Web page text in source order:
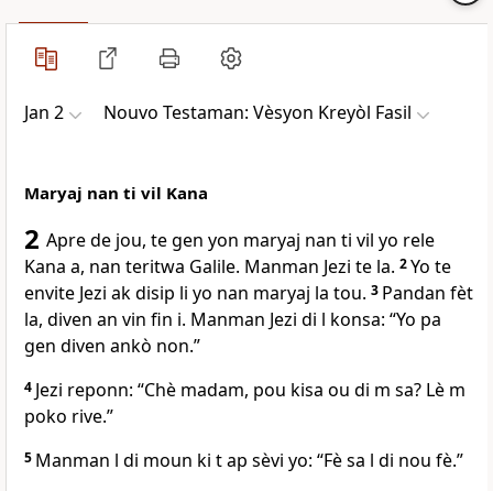
Jan 2 Nouvo Testaman: Vèsyon Kreyòl Fasil
Maryaj nan ti vil Kana
2 Apre de jou, te gen yon maryaj nan ti vil yo rele
Kana a, nan teritwa Galile. Manman Jezi te la. 2Yo te
envite Jezi ak disip li yo nan maryaj la tou. 3 Pandan fèt
la, diven an vin fin i. Manman Jezi di l konsa: “Yo pa
gen diven ankò non.”
4 Jezi reponn: “Chè madam, pou kisa ou di m sa? Lè m
poko rive.”
5 Manman l di moun ki t ap sèvi yo: “Fè sa l di nou fè.”